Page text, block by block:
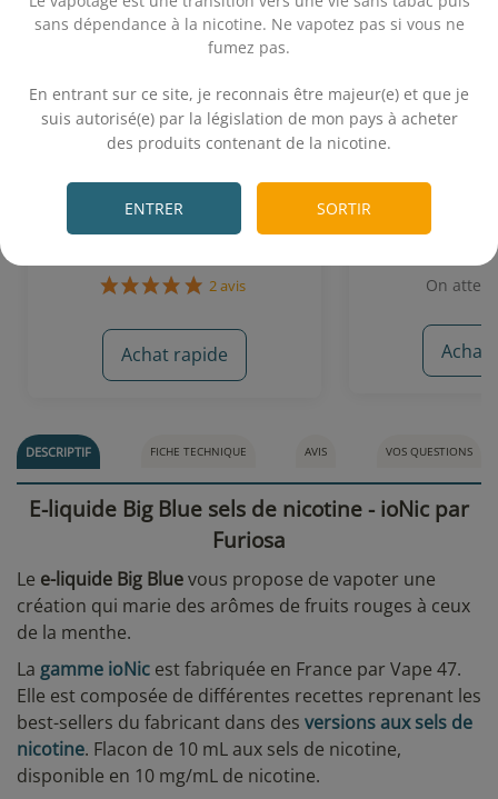
sans dépendance à la nicotine. Ne vapotez pas si vous ne
fumez pas.
En entrant sur ce site, je reconnais être majeur(e) et que je
suis autorisé(e) par la législation de mon pays à acheter
des produits contenant de la nicotine.
ENTRER SORTIR
Mangue Ananas 10 mL - Salt E-
Vapor (Le French Liquide)
Mangue - Ananas
2 avis
Achat rapide
Peau de Pêche
On
Achat
DESCRIPTIF FICHE TECHNIQUE AVIS VOS QUESTIONS
E-liquide Big Blue sels de nicotine - ioNic par
Furiosa
Le e-liquide Big Bluevous propose de vapoter une
création qui marie des arômes de fruits rouges à ceux
de la menthe.
La gamme ioNic est fabriquée en France par Vape 47.
Elle est composée de différentes recettes reprenant les
best-sellers du fabricant dans des versions aux sels de
nicotine. Flacon de 10 mL aux sels de nicotine,
disponible en 10 mg/mL de nicotine.